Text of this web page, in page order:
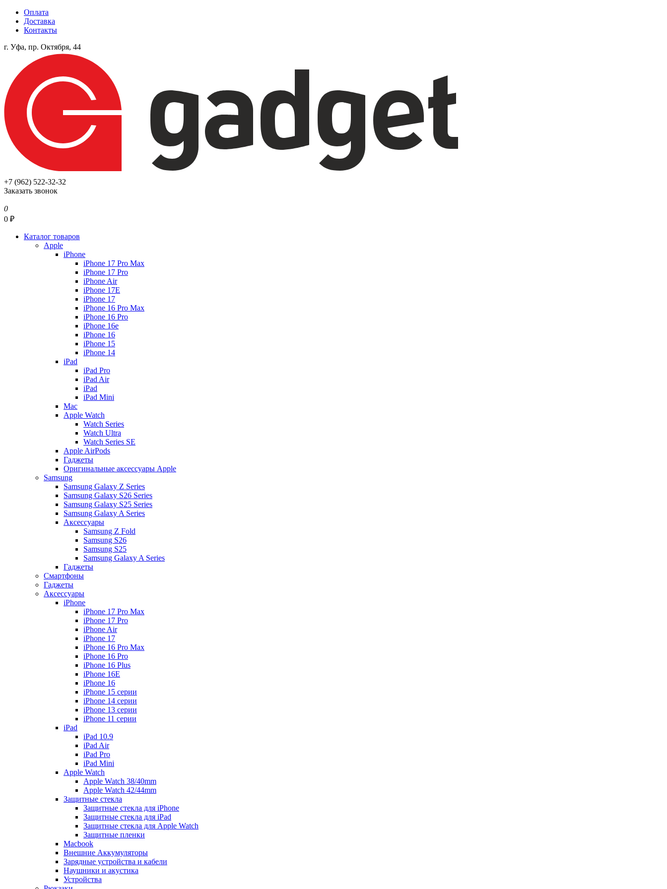
Оплата
Доставка
Контакты
г. Уфа, пр. Октября, 44
+7 (962) 522-32-32
Заказать звонок
0
0 ₽
Каталог товаров
Apple
iPhone
iPhone 17 Pro Max
iPhone 17 Pro
iPhone Air
iPhone 17E
iPhone 17
iPhone 16 Pro Max
iPhone 16 Pro
iPhone 16e
iPhone 16
iPhone 15
iPhone 14
iPad
iPad Pro
iPad Air
iPad
iPad Mini
Mac
Apple Watch
Watch Series
Watch Ultra
Watch Series SE
Apple AirPods
Гаджеты
Оригинальные аксессуары Apple
Samsung
Samsung Galaxy Z Series
Samsung Galaxy S26 Series
Samsung Galaxy S25 Series
Samsung Galaxy A Series
Аксессуары
Samsung Z Fold
Samsung S26
Samsung S25
Samsung Galaxy A Series
Гаджеты
Смартфоны
Гаджеты
Аксессуары
iPhone
iPhone 17 Pro Max
iPhone 17 Pro
iPhone Air
iPhone 17
iPhone 16 Pro Max
iPhone 16 Pro
iPhone 16 Plus
iPhone 16E
iPhone 16
iPhone 15 серии
iPhone 14 серии
iPhone 13 серии
iPhone 11 серии
iPad
iPad 10.9
iPad Air
iPad Pro
iPad Mini
Apple Watch
Apple Watch 38/40mm
Apple Watch 42/44mm
Защитные стекла
Защитные стекла для iPhone
Защитные стекла для iPad
Защитные стекла для Apple Watch
Защитные пленки
Macbook
Внешние Аккумуляторы
Зарядные устройства и кабели
Наушники и акустика
Устройства